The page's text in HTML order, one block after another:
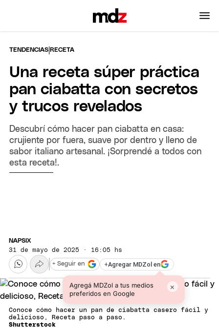
TENDENCIAS |RECETA
Una receta súper práctica
pan ciabatta con secretos
y trucos revelados
Descubrí cómo hacer pan ciabatta en casa:
crujiente por fuera, suave por dentro y lleno de
sabor italiano artesanal. ¡Sorprendé a todos con
esta receta!.
NAPSIX
31 de mayo de 2025 · 16:05 hs
+Agregar MDZol en
Agregá MDZol a tus medios
preferidos en Google
×
+ Seguir en
Conoce cómo hacer un pan de ciabatta casero fácil y
delicioso, Receta paso a paso.
Shutterstock